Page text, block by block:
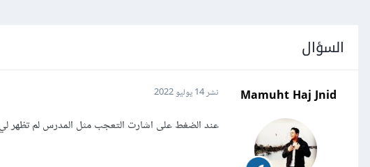
السؤال
Mamuht Haj Jnid نشر14 يوليو 2022
عند الضغط على اشارت التعجب مثل المدرس لم تظهر